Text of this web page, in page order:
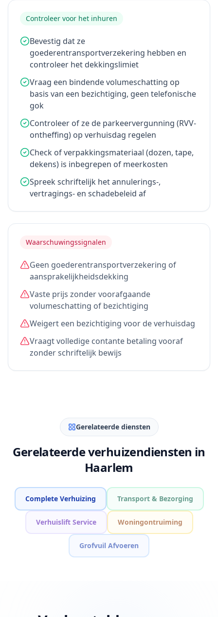
Controleer voor het inhuren
Bevestig dat ze
goederentransportverzekering hebben en
controleer het dekkingslimiet
Vraag een bindende volumeschatting op
basis van een bezichtiging, geen telefonische
gok
Controleer of ze de parkeervergunning (RVV-
ontheffing) op verhuisdag regelen
Check of verpakkingsmateriaal (dozen, tape,
dekens) is inbegrepen of meerkosten
Spreek schriftelijk het annulerings-,
vertragings- en schadebeleid af
Waarschuwingssignalen
Geen goederentransportverzekering of
aansprakelijkheidsdekking
Vaste prijs zonder voorafgaande
volumeschatting of bezichtiging
Weigert een bezichtiging voor de verhuisdag
Vraagt volledige contante betaling vooraf
zonder schriftelijk bewijs
Gerelateerde diensten
Gerelateerde verhuizendiensten in
Haarlem
Complete Verhuizing Transport & Bezorging
Verhuislift Service Woningontruiming
Grofvuil Afvoeren